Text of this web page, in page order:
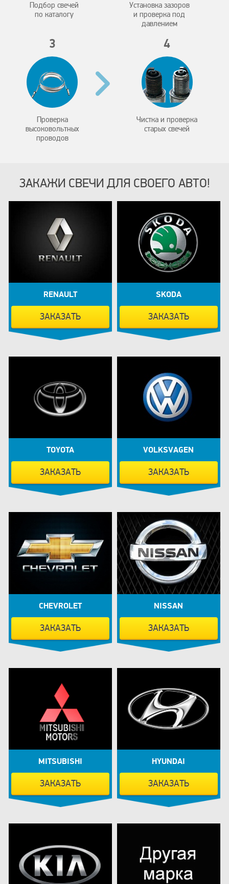
Подбор свечей
по каталогу
Установка зазоров
и проверка под
давлением
3
Проверка
высоковольтных
проводов
4
Чистка и проверка
старых свечей
ЗАКАЖИ СВЕЧИ ДЛЯ СВОЕГО АВТО!
RENAULT
ЗАКАЗАТЬ
SKODA
ЗАКАЗАТЬ
TOYOTA
ЗАКАЗАТЬ
VOLKSVAGEN
ЗАКАЗАТЬ
CHEVROLET
ЗАКАЗАТЬ
NISSAN
ЗАКАЗАТЬ
MITSUBISHI
ЗАКАЗАТЬ
HYUNDAI
ЗАКАЗАТЬ